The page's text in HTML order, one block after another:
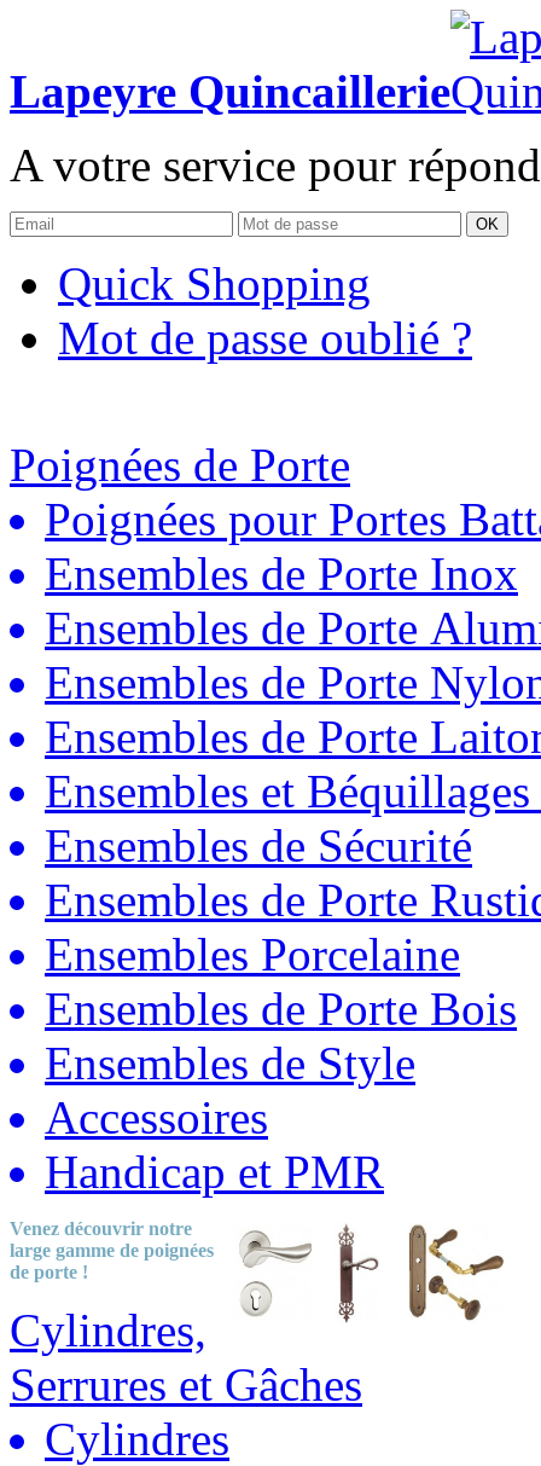
Lapeyre Quincaillerie
A votre service pour
OK
Quick Shopping
Mot de passe oublié ?
Poignées de Porte
Poignées pour Portes
Ensembles de Porte Inox
Ensembles de Porte
Ensembles de Porte
Ensembles de Porte
Ensembles et
Ensembles de Sécurité
Ensembles de Porte
Ensembles Porcelaine
Ensembles de Porte Bois
Ensembles de Style
Accessoires
Handicap et PMR
Venez découvrir notre
large gamme de poignées
de porte !
Cylindres,
Serrures et Gâches
Cylindres